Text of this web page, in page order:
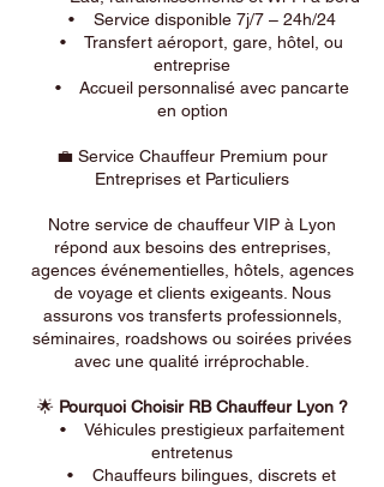
• Service disponible 7j/7 – 24h/24
• Transfert aéroport, gare, hôtel, ou
entreprise
• Accueil personnalisé avec pancarte
en option
💼 Service Chauffeur Premium pour
Entreprises et Particuliers
Notre service de chauffeur VIP à Lyon
répond aux besoins des entreprises,
agences événementielles, hôtels, agences
de voyage et clients exigeants. Nous
assurons vos transferts professionnels,
séminaires, roadshows ou soirées privées
avec une qualité irréprochable.
🌟 Pourquoi Choisir RB Chauffeur Lyon ?
• Véhicules prestigieux parfaitement
entretenus
• Chauffeurs bilingues, discrets et